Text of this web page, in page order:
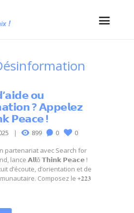
𝗼𝘂
? 𝗔𝗽𝗽𝗲𝗹𝗲𝘇
𝗣𝗲𝗮𝗰𝗲 !
899 0 0
partenariat avec Search for
lance 𝗔𝗹𝗹ô 𝗧𝗵𝗶𝗻𝗸 𝗣𝗲𝗮𝗰𝗲 !
d’écoute, d’orientation et de
Composez le +𝟐𝟐𝟑